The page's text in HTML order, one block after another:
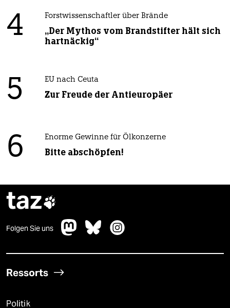
4 Forstwissenschaftler über Brände
„Der Mythos vom Brandstifter hält sich
hartnäckig“
5 EU nach Ceuta
Zur Freude der Antieuropäer
6 Enorme Gewinne für Ölkonzerne
Bitte abschöpfen!
taz
Folgen Sie uns
Ressorts
Politik